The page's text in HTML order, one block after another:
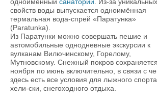
свойств воды выпускается одноимённая
термальная вода-спрей «Паратунка»
(Paratunka).
Из Паратунки можно совершать пешие и
автомобильные однодневные экскурсии к
вулканам Вилючинскому, Горелому,
Мутновскому. Снежный покров
ноября по июнь включительно, в связи с
здесь есть все условия для лыжного спорта,
хели-ски, снегоходного отдыха.